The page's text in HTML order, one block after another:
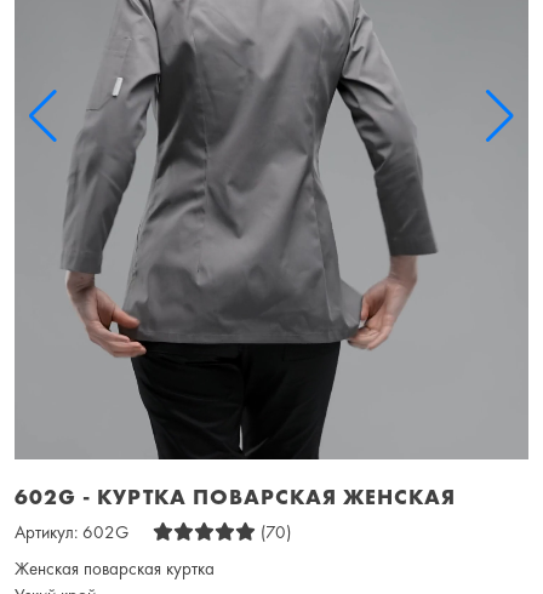
602G - КУРТКА ПОВАРСКАЯ ЖЕНСКАЯ
Артикул: 602G
(70)
Женская поварская куртка